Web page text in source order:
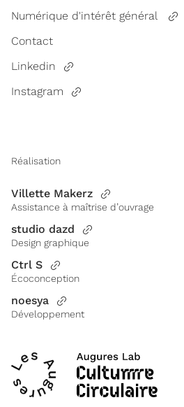
Numérique d'intérêt général
Contact
Linkedin
Instagram
Réalisation
Villette Makerz
Assistance à maîtrise d’ouvrage
studio dazd
Design graphique
Ctrl S
Écoconception
noesya
Développement